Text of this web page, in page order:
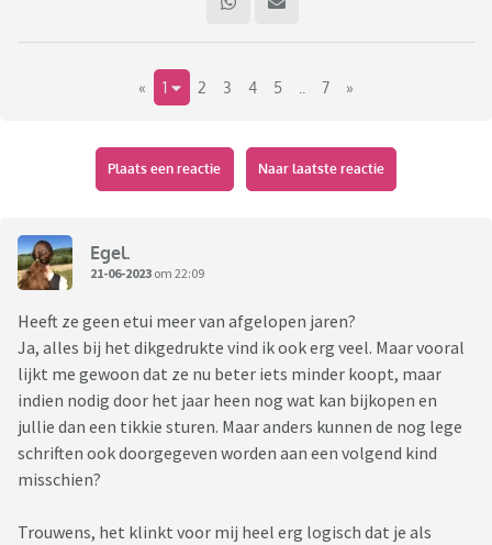
« 1 2 3 4 5 7 »
Plaats een reactie Naar laatste reactie
Egel.
21-06-2023 om 22:09
Heeft ze geen etui meer van afgelopen jaren?
Ja, alles bij het dikgedrukte vind ik ook erg veel. Maar vooral
lijkt me gewoon dat ze nu beter iets minder koopt, maar
indien nodig door het jaar heen nog wat kan bijkopen en
jullie dan een tikkie sturen. Maar anders kunnen de nog lege
schriften ook doorgegeven worden aan een volgend kind
misschien?
Trouwens, het klinkt voor mij heel erg logisch dat je als